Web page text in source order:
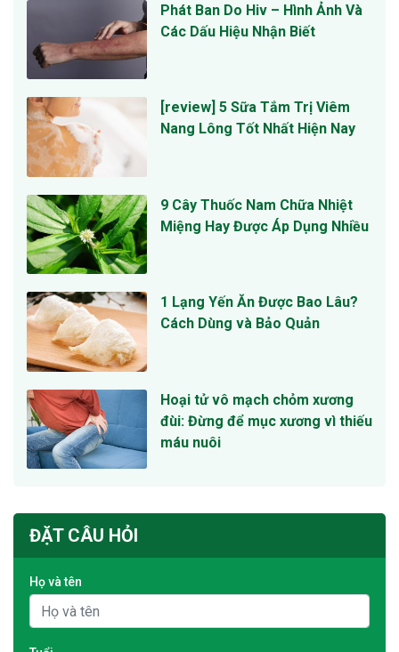
Phát Ban Do Hiv – Hình Ảnh Và
Các Dấu Hiệu Nhận Biết
[review] 5 Sữa Tắm Trị Viêm
Nang Lông Tốt Nhất Hiện Nay
9 Cây Thuốc Nam Chữa Nhiệt
Miệng Hay Được Áp Dụng Nhiều
1 Lạng Yến Ăn Được Bao Lâu?
Cách Dùng và Bảo Quản
Hoại tử vô mạch chỏm xương
đùi: Đừng để mục xương vì thiếu
máu nuôi
ĐẶT CÂU HỎI
Họ và tên